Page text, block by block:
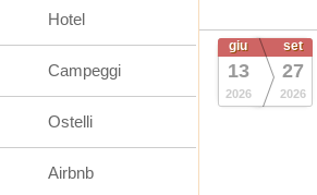
giu
13
2026
set
27
2026
Hotel
Campeggi
Ostelli
Airbnb